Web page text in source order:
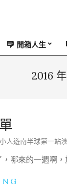
開箱人生
2016
人遊南半球第一站
哪來的一週啊，